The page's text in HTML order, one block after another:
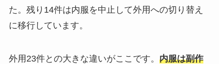
た。残り14件は内服を中止して外用への切り替え
に移行しています。
外用23件との大きな違いがここです。 内服は副作